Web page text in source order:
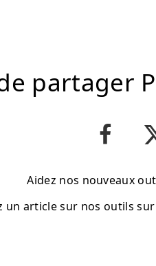
partager
Aidez nos nouveaux
un article sur nos outils